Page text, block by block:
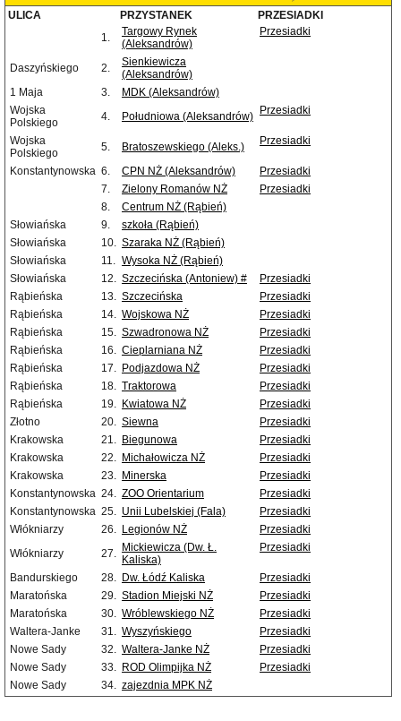
ULICA PRZYSTANEK
PRZESIADKI
1.
Targowy Rynek
(Aleksandrów)
Przesiadki
Daszyńskiego 2.
Sienkiewicza
(Aleksandrów)
1 Maja
3.
MDK (Aleksandrów)
Wojska
Polskiego
4. Południowa (Aleksandrów) Przesiadki
Wojska
Polskiego
5. Bratoszewskiego (Aleks.) Przesiadki
Konstantynowska 6. CPN NŻ (Aleksandrów)
Przesiadki
7.
Zielony Romanów NŻ
Przesiadki
8.
Centrum NŻ (Rąbień)
Słowiańska
9.
szkoła (Rąbień)
Słowiańska
10. Szaraka NŻ (Rąbień)
Słowiańska
11. Wysoka NŻ (Rąbień)
Słowiańska
12. Szczecińska (Antoniew) #
Przesiadki
Rąbieńska
13. Szczecińska
Przesiadki
Rąbieńska
14. Wojskowa NŻ
Przesiadki
Rąbieńska
15. Szwadronowa NŻ
Przesiadki
Rąbieńska
16. Cieplarniana NŻ
Przesiadki
Rąbieńska
17. Podjazdowa NŻ
Przesiadki
Rąbieńska
18. Traktorowa
Przesiadki
Rąbieńska
19. Kwiatowa NŻ
Przesiadki
Złotno
20. Siewna
Przesiadki
Krakowska
21. Biegunowa
Przesiadki
Krakowska
22. Michałowicza NŻ
Przesiadki
Krakowska
23. Minerska
Przesiadki
Konstantynowska 24. ZOO Orientarium
Przesiadki
Konstantynowska 25. Unii Lubelskiej (Fala)
Przesiadki
Włókniarzy
26. Legionów NŻ
Przesiadki
Włókniarzy
27. Mickiewicza (Dw. Ł.
Kaliska)
Przesiadki
Bandurskiego 28. Dw. Łódź Kaliska
Przesiadki
Maratońska
29. Stadion Miejski NŻ
Przesiadki
Maratońska
30. Wróblewskiego NŻ
Przesiadki
Waltera-Janke
31. Wyszyńskiego
Przesiadki
Nowe Sady
32. Waltera-Janke NŻ
Przesiadki
Nowe Sady
33. ROD Olimpijka NŻ
Przesiadki
Nowe Sady
34. zajezdnia MPK NŻ